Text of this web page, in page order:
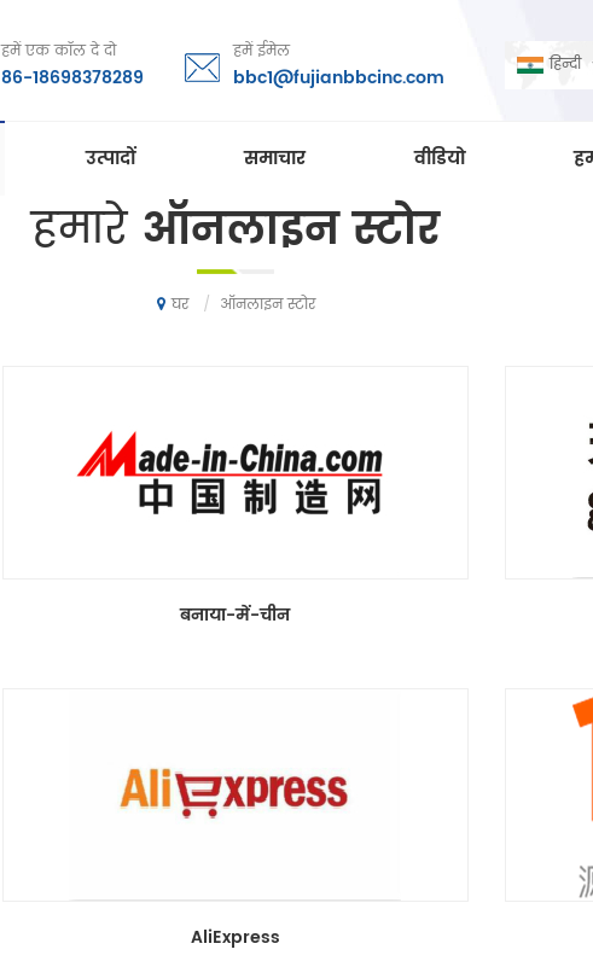
हिन्दी
हमें एक कॉल दे दो
86-18698378289
हमें ईमेल
bbc1@fujianbbcinc.com
उत्पादों समाचार वीडियो
हमारे ऑनलाइन स्टोर
घर / ऑनलाइन स्टोर
बनाया-में-चीन
AliExpress